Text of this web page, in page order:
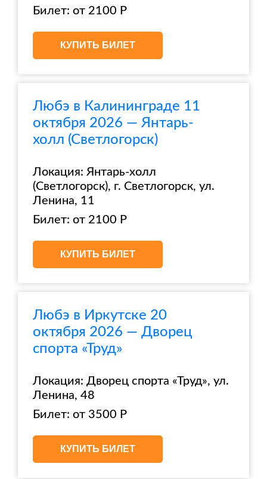
Билет: от 2100 Р
КУПИТЬ БИЛЕТ
Любэ в Калининграде 11
октября 2026 — Янтарь-
холл (Светлогорск)
Локация: Янтарь-холл
(Светлогорск), г. Светлогорск, ул.
Ленина, 11
Билет: от 2100 Р
КУПИТЬ БИЛЕТ
Любэ в Иркутске 20
октября 2026 — Дворец
спорта «Труд»
Локация: Дворец спорта «Труд», ул.
Ленина, 48
Билет: от 3500 Р
КУПИТЬ БИЛЕТ